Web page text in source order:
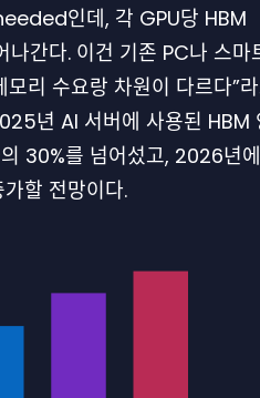
인데, 각 GPU당 HBM
간다. 이건 기존 PC나 스마
모리 수요랑 차원이 다르다”
년 AI 서버에 사용된 HBM
30%를 넘어섰고, 2026년
할 전망이다.